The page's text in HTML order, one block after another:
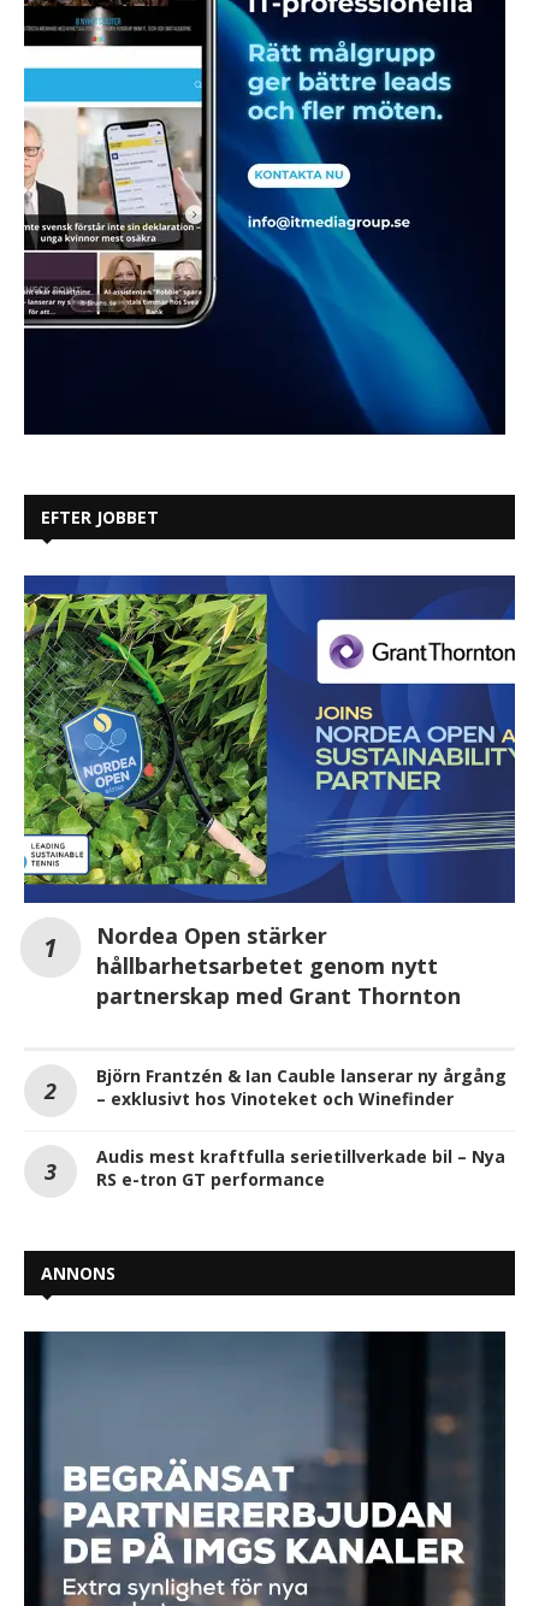
EFTER JOBBET
Nordea Open stärker
hållbarhetsarbetet genom nytt
partnerskap med Grant Thornton
Björn Frantzén & Ian Cauble lanserar ny årgång
– exklusivt hos Vinoteket och Winefinder
Audis mest kraftfulla serietillverkade bil – Nya
RS e-tron GT performance
ANNONS